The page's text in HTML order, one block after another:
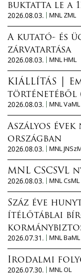
buktatta le a
2026.08.03.
MNL ZML
A kutató- és
zárvatartása
2026.08.03.
MNL HML
KIÁLLÍTÁS │
történetéből
2026.08.03.
MNL VaML
Aszályos évek
országban
2026.08.03.
MNL
MNL CSCSVL
2026.08.03.
MNL CsML
Száz éve
ítélőtáblai
2026.07.31.
MNL BaML
Irodalmi
2026.07.30.
MNL OL